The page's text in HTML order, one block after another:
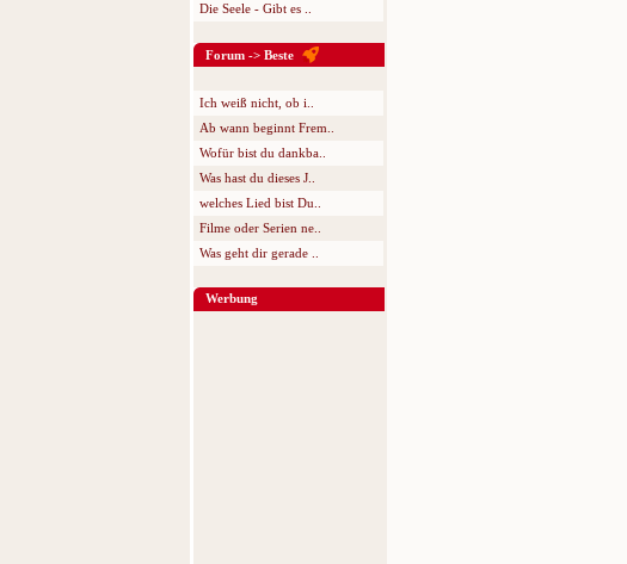
Die Seele - Gibt es ..
Forum -> Beste
Ich weiß nicht, ob i..
Ab wann beginnt Frem..
Wofür bist du dankba..
Was hast du dieses J..
welches Lied bist Du..
Filme oder Serien ne..
Was geht dir gerade ..
Werbung